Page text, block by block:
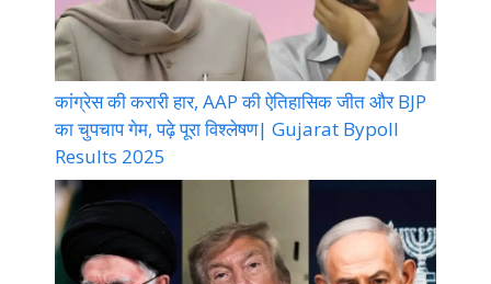
कांग्रेस की करारी हार, AAP की ऐतिहासिक जीत और BJP
का चुपचाप गेम, पढ़े पूरा विश्लेषण| Gujarat Bypoll
Results 2025